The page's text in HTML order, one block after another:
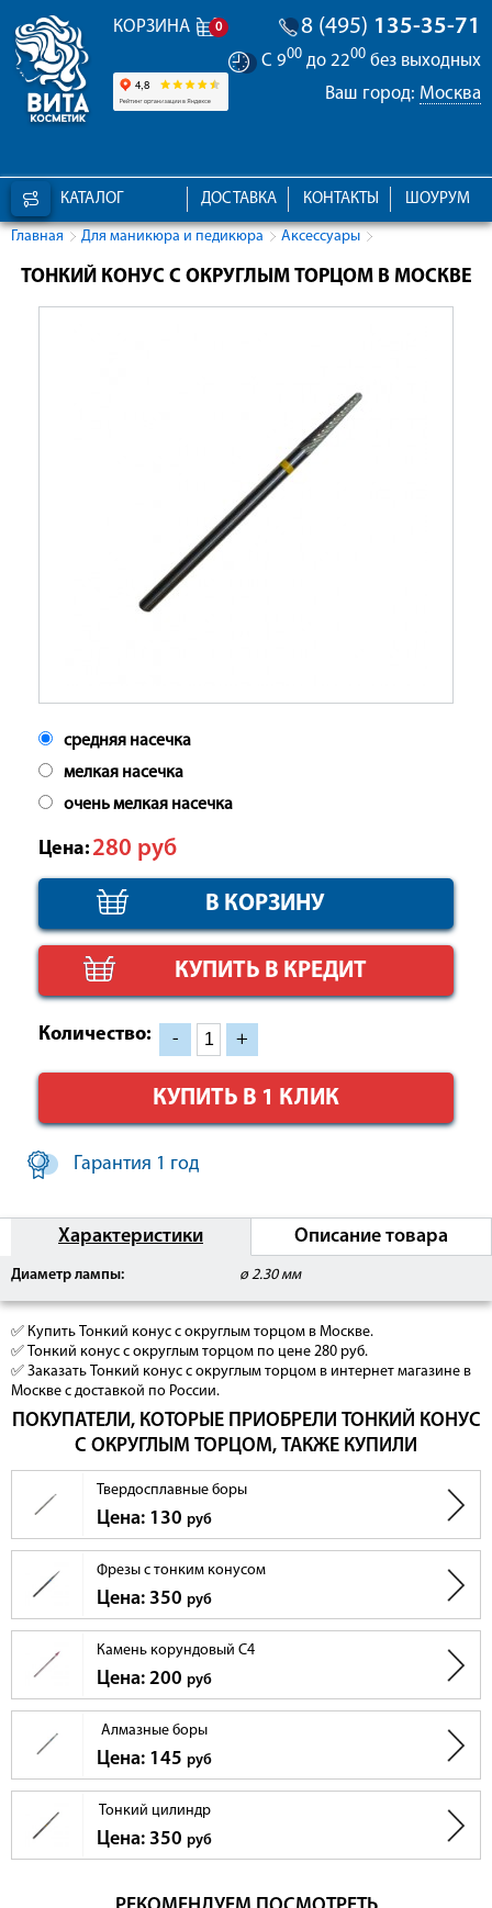
КОРЗИНА 0 8 (495) 135-35-71
С 900 до 2200 без выходных
Ваш город: Москва
КАТАЛОГ ШОУРУМ
КОНТАКТЫ
ДОСТАВКА
Главная Для маникюра и педикюра Аксессуары
ТОНКИЙ КОНУС С ОКРУГЛЫМ ТОРЦОМ В МОСКВЕ
средняя насечка
мелкая насечка
очень мелкая насечка
Цена: 280 руб
КУПИТЬ В КРЕДИТ
Количество: - +
КУПИТЬ В 1 КЛИК
Гарантия 1 год
Характеристики Описание товара
Диаметр лампы: ø 2.30 мм
✅ Купить Тонкий конус с округлым торцом в Москве.
✅ Тонкий конус с округлым торцом по цене 280 руб.
✅ Заказать Тонкий конус с округлым торцом в интернет магазине в
Москве с доставкой по России.
ПОКУПАТЕЛИ, КОТОРЫЕ ПРИОБРЕЛИ ТОНКИЙ КОНУС
С ОКРУГЛЫМ ТОРЦОМ, ТАКЖЕ КУПИЛИ
Твердосплавные боры
Цена: 130 руб
Фрезы с тонким конусом
Цена: 350 руб
Камень корундовый C4
Цена: 200 руб
Алмазные боры
Цена: 145 руб
Тонкий цилиндр
Цена: 350 руб